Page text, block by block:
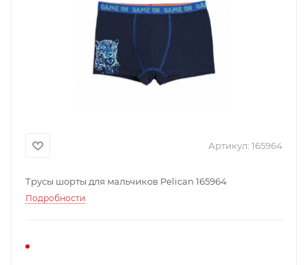
Артикул: 165964
Трусы шорты для мальчиков Pelican 165964
Подробности